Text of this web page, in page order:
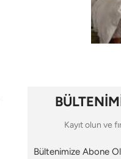
Kayıt olun ve
Bültenimize Abone